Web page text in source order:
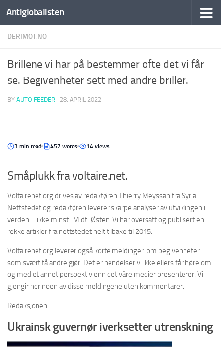
Antiglobalisten
DERIMOT.NO
Brillene vi har på bestemmer ofte det vi får
se. Begivenheter sett med andre briller.
BY AUTO FEEDER · 28. APRIL 2022
3 min read 457 words 14 views
Småplukk fra voltaire.net.
Voltairenet.org drives av redaktøren Thierry Meyssan fra Syria.
Nettstedet og redaktøren leverer skarpe analyser av utviklingen i
verden – ikke minst i Midt-Østen. Vi har oversatt og publisert en
rekke artikler fra nettstedet helt tilbake til 2015.
Voltairenet.org leverer også korte meldinger om begivenheter
som svært få andre gjør. Det er hendelser vi ikke ellers får høre om
og med et annet perspektiv enn det våre medier presenterer. Vi
gjengir her noen av disse meldingene uten kommentarer.
Redaksjonen
Ukrainsk guvernør iverksetter utrenskning